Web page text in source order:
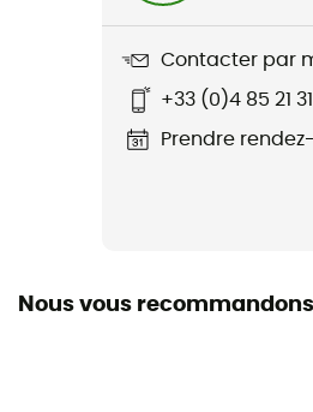
Coton biologique
Contacter par
+33 (0)4 85 21
Prendre
Nous vous